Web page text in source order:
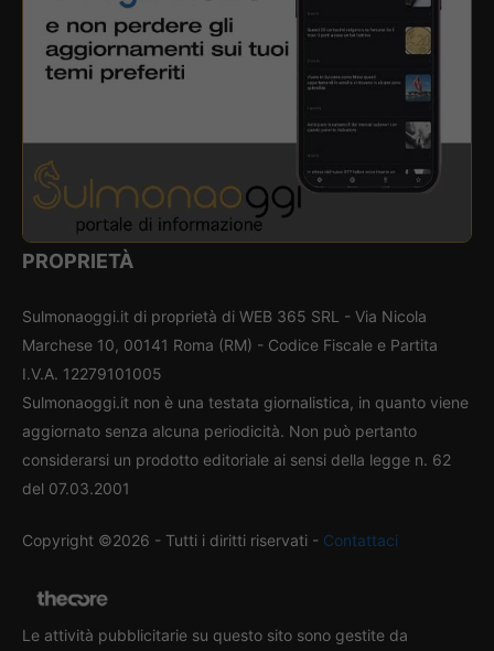
PROPRIETÀ
Sulmonaoggi.it di proprietà di WEB 365 SRL - Via Nicola
Marchese 10, 00141 Roma (RM) - Codice Fiscale e Partita
I.V.A. 12279101005
Sulmonaoggi.it non è una testata giornalistica, in quanto viene
aggiornato senza alcuna periodicità. Non può pertanto
considerarsi un prodotto editoriale ai sensi della legge n. 62
del 07.03.2001
Copyright ©2026 - Tutti i diritti riservati - Contattaci
Le attività pubblicitarie su questo sito sono gestite da